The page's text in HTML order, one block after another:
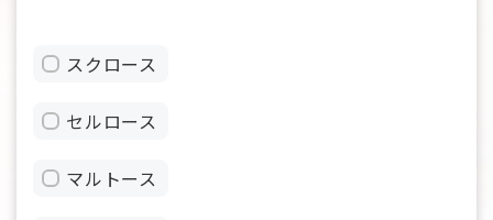
スクロース
セルロース
マルトース